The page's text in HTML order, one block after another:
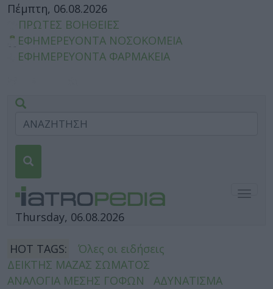
Πέμπτη, 06.08.2026
ΠΡΩΤΕΣ ΒΟΗΘΕΙΕΣ
ΕΦΗΜΕΡΕΥΟΝΤΑ ΝΟΣΟΚΟΜΕΙΑ
ΕΦΗΜΕΡΕΥΟΝΤΑ ΦΑΡΜΑΚΕΙΑ
Thursday, 06.08.2026
HOT TAGS:
Όλες οι ειδήσεις
ΔΕΙΚΤΗΣ ΜΑΖΑΣ ΣΩΜΑΤΟΣ
ΑΝΑΛΟΓΙΑ ΜΕΣΗΣ ΓΟΦΩΝ
ΑΔΥΝΑΤΙΣΜΑ